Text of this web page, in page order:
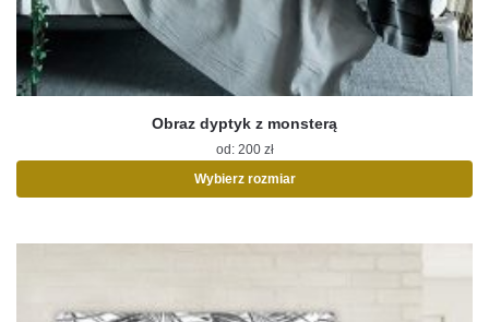
Obraz dyptyk z monsterą
od: 200 zł
Wybierz rozmiar
Opcje